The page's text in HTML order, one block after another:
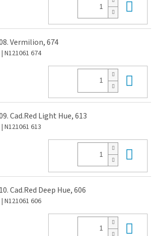
Vermilion, 674
| N121061 674
Cad.Red Light Hue, 613
| N121061 613
Cad.Red Deep Hue, 606
| N121061 606